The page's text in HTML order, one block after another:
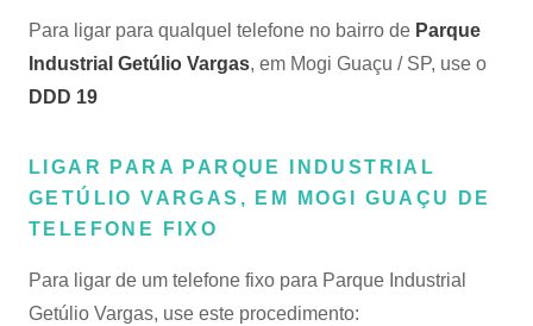
Para ligar para qualquel telefone no bairro de Parque
Industrial Getúlio Vargas, em Mogi Guaçu / SP, use o
DDD 19
LIGAR PARA PARQUE INDUSTRIAL
GETÚLIO VARGAS, EM MOGI GUAÇU DE
TELEFONE FIXO
Para ligar de um telefone fixo para Parque Industrial
Getúlio Vargas, use este procedimento: